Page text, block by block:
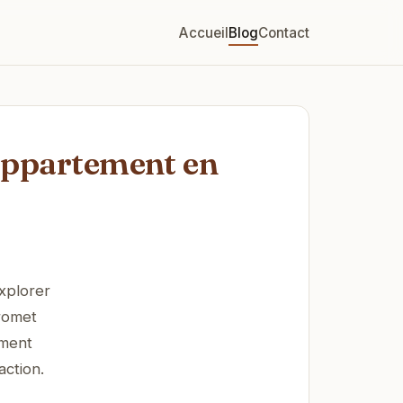
AccueilBlogContact
en